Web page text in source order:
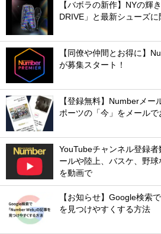
【バボラの新作】NYの輝
DRIVE」と最新シューズ
【同僚や仲間とお得に】
が募集スタート！
【登録無料】Numberメー
ポーツの「今」をメールで
YouTubeチャンネル登録
ールや陸上、バスケ、野
を動画で
【お知らせ】Google検索
を見つけやすくする方法